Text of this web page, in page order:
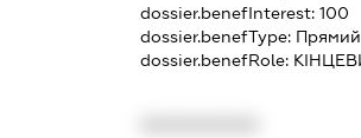
dossier.benefInterest: 100
dossier.benefType:
dossier.benefRole: